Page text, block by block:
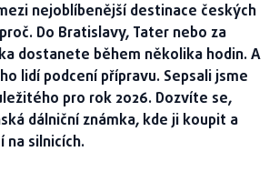
nejoblíbenější destinace českých
Do Bratislavy, Tater nebo za
dostanete během několika hodin. A
lidí podcení přípravu. Sepsali jsme
pro rok 2026. Dozvíte se,
dálniční známka, kde ji koupit a
na silnicích.